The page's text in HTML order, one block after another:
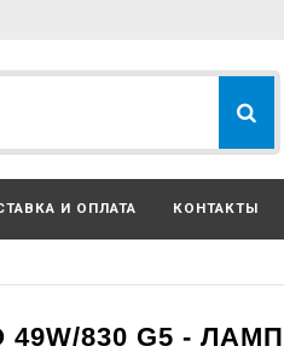
И ОПЛАТА КОНТАКТЫ
49W/830 G5 -